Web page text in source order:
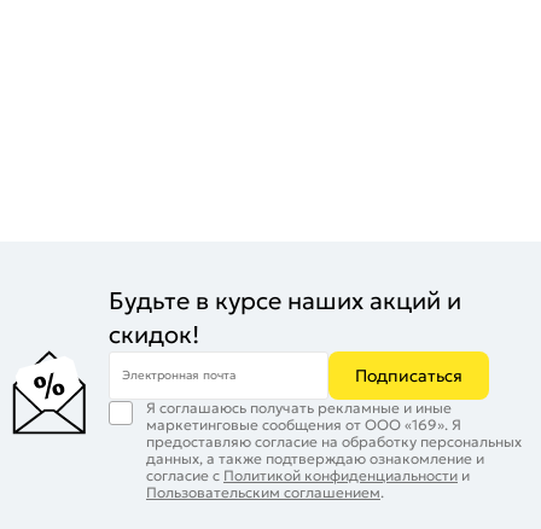
Будьте в курсе наших акций и
скидок!
Электронная почта Подписаться
Я соглашаюсь получать рекламные и иные
маркетинговые сообщения от ООО «169». Я
предоставляю согласие на обработку персональных
данных, а также подтверждаю ознакомление и
согласие с Политикой конфиденциальности и
Пользовательским соглашением.